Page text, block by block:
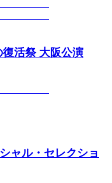
活祭 大阪公演
ャル・セレクショ